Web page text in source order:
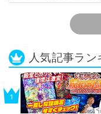
人気記事ラン